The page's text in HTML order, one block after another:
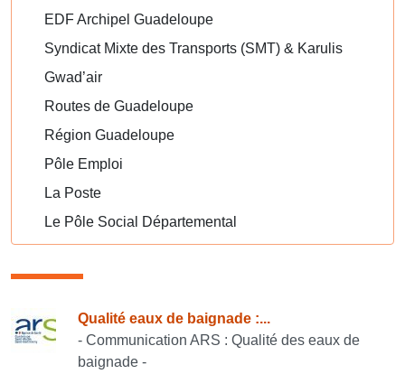
EDF Archipel Guadeloupe
Syndicat Mixte des Transports (SMT) & Karulis
Gwad’air
Routes de Guadeloupe
Région Guadeloupe
Pôle Emploi
La Poste
Le Pôle Social Départemental
Consulter également
Qualité eaux de baignade :...
- Communication ARS : Qualité des eaux de
baignade -